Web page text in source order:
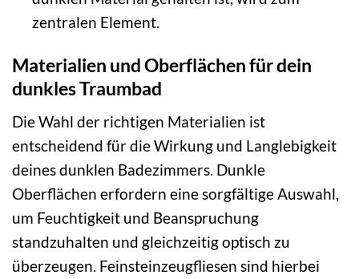
zentralen Element.
Materialien und Oberflächen für dein
dunkles Traumbad
Die Wahl der richtigen Materialien ist
entscheidend für die Wirkung und Langlebigkeit
deines dunklen Badezimmers. Dunkle
Oberflächen erfordern eine sorgfältige Auswahl,
um Feuchtigkeit und Beanspruchung
standzuhalten und gleichzeitig optisch zu
überzeugen. Feinsteinzeugfliesen sind hierbei